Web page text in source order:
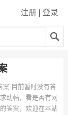
注册 登录
案”目前暂时没有答
助帖，看是否有网
答案，欢迎在本站